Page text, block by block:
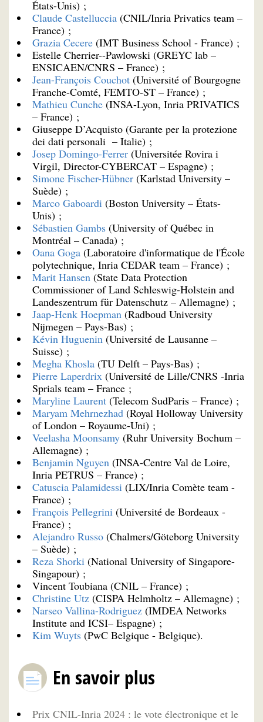
États-Unis) ;
Claude Castelluccia (CNIL/Inria Privatics team –
France) ;
Grazia Cecere (IMT Business School - France) ;
Estelle Cherrier--Pawlowski (GREYC lab –
ENSICAEN/CNRS – France) ;
Jean-François Couchot (Université of Bourgogne
Franche-Comté, FEMTO-ST – France) ;
Mathieu Cunche (INSA-Lyon, Inria PRIVATICS
– France) ;
Giuseppe D’Acquisto (Garante per la protezione
dei dati personali – Italie) ;
Josep Domingo-Ferrer (Universitée Rovira i
Virgil, Director-CYBERCAT – Espagne) ;
Simone Fischer-Hübner (Karlstad University –
Suède) ;
Marco Gaboardi (Boston University – États-
Unis) ;
Sébastien Gambs (University of Québec in
Montréal – Canada) ;
Oana Goga (Laboratoire d'informatique de l'École
polytechnique, Inria CEDAR team – France) ;
Marit Hansen (State Data Protection
Commissioner of Land Schleswig-Holstein and
Landeszentrum für Datenschutz – Allemagne) ;
Jaap-Henk Hoepman (Radboud University
Nijmegen – Pays-Bas) ;
Kévin Huguenin (Université de Lausanne –
Suisse) ;
Megha Khosla (TU Delft – Pays-Bas) ;
Pierre Laperdrix (Université de Lille/CNRS -Inria
Sprials team – France ;
Maryline Laurent (Telecom SudParis – France) ;
Maryam Mehrnezhad (Royal Holloway University
of London – Royaume-Uni) ;
Veelasha Moonsamy (Ruhr University Bochum –
Allemagne) ;
Benjamin Nguyen (INSA-Centre Val de Loire,
Inria PETRUS – France) ;
Catuscia Palamidessi (LIX/Inria Comète team -
France) ;
François Pellegrini (Université de Bordeaux -
France) ;
Alejandro Russo (Chalmers/Göteborg University
– Suède) ;
Reza Shorki (National University of Singapore-
Singapour) ;
Vincent Toubiana (CNIL – France) ;
Christine Utz (CISPA Helmholtz – Allemagne) ;
Narseo Vallina-Rodriguez (IMDEA Networks
Institute and ICSI– Espagne) ;
Kim Wuyts (PwC Belgique - Belgique).
En savoir plus
Prix CNIL-Inria 2024 : le vote électronique et le